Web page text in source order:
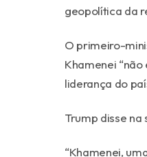
geopolítica da
O primeiro-
Khamenei
liderança do
Trump disse na
“Khamenei,